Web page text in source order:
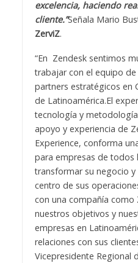
excelencia, haciendo
cliente.”Señala Mario
ZerviZ.
“En Zendesk sentimos
trabajar con el equipo
partners estratégicos en
de Latinoamérica.El
tecnología y
apoyo y experiencia de
Experience, conforma
para empresas de todos
transformar su negocio y
centro de sus
con una compañía como
nuestros objetivos y
empresas en
relaciones con sus
Vicepresidente Regional